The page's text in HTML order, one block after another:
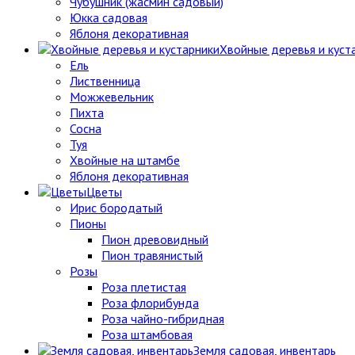
Юкка садовая
Яблоня декоративная
Хвойные деревья и
Ель
Лиственница
Можжевельник
Пихта
Сосна
Туя
Хвойные на штамбе
Яблоня декоративная
Цветы
Ирис бородатый
Пионы
Пион древовидный
Пион травянистый
Розы
Роза плетистая
Роза флорибунда
Роза чайно-гибридная
Роза штамбовая
Земля садовая, инвентарь